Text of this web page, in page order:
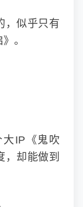
，似乎只有
。
IP《鬼吹
，却能做到